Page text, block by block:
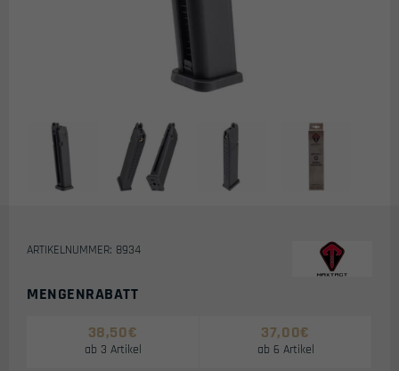
ARTIKELNUMMER: 8934
MENGENRABATT
38,50€
ab 3 Artikel
37,00€
ab 6 Artikel